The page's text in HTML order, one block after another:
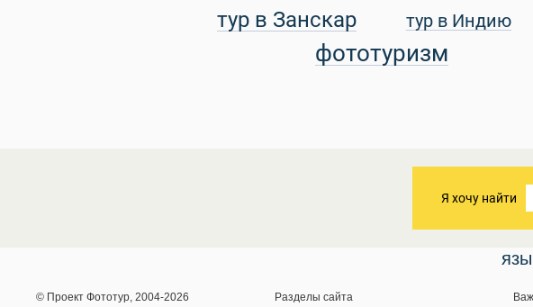
тур в Занскар тур в Индию
фототуризм
Я хочу найти
© Проект Фототур, 2004-2026 Разделы сайта